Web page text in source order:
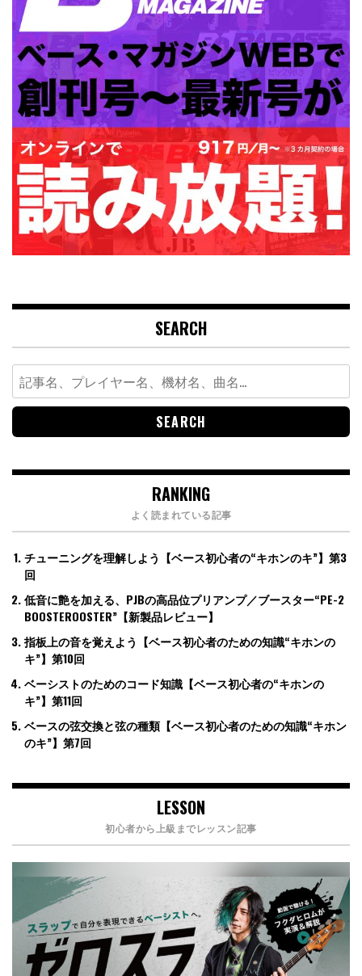
SEARCH
Search
for:
RANKING
よく読まれている記事
チューニングを理解しよう【ベース初心者の“キホンのキ”】第3
回
低音に艶を加える、PJBの高品位プリアンプ／ブースター“PE-2
BOOSTEROOSTER”【新製品レビュー】
指板上の音を覚えよう【ベース初心者のための知識“キホンの
キ”】第10回
ベーシストのためのコード知識【ベース初心者の“キホンの
キ”】第11回
ベースの弦交換と弦の種類【ベース初心者のための知識“キホン
のキ”】第7回
LESSON
初心者から上級までレッスン記事